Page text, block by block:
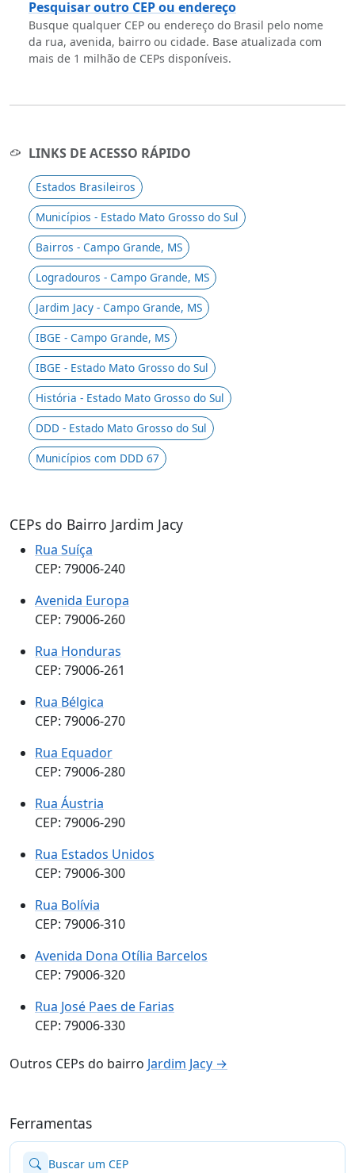
Pesquisar outro CEP ou endereço
Busque qualquer CEP ou endereço do Brasil pelo nome
da rua, avenida, bairro ou cidade. Base atualizada com
mais de 1 milhão de CEPs disponíveis.
LINKS DE ACESSO RÁPIDO
Estados Brasileiros
Municípios - Estado Mato Grosso do Sul
Bairros - Campo Grande, MS
Logradouros - Campo Grande, MS
Jardim Jacy - Campo Grande, MS
IBGE - Campo Grande, MS
IBGE - Estado Mato Grosso do Sul
História - Estado Mato Grosso do Sul
DDD - Estado Mato Grosso do Sul
Municípios com DDD 67
CEPs do Bairro Jardim Jacy
Rua Suíça
CEP: 79006-240
Avenida Europa
CEP: 79006-260
Rua Honduras
CEP: 79006-261
Rua Bélgica
CEP: 79006-270
Rua Equador
CEP: 79006-280
Rua Áustria
CEP: 79006-290
Rua Estados Unidos
CEP: 79006-300
Rua Bolívia
CEP: 79006-310
Avenida Dona Otília Barcelos
CEP: 79006-320
Rua José Paes de Farias
CEP: 79006-330
Outros CEPs do bairro Jardim Jacy →
Ferramentas
Buscar um CEP